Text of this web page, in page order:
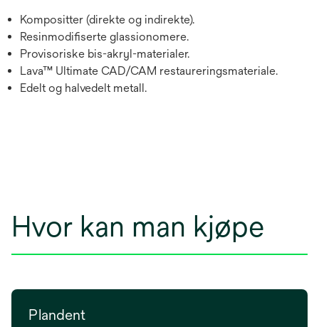
Kompositter (direkte og indirekte).
Resinmodifiserte glassionomere.
Provisoriske bis-akryl-materialer.
Lava™ Ultimate CAD/CAM restaureringsmateriale.
Edelt og halvedelt metall.
Hvor kan man kjøpe
Plandent